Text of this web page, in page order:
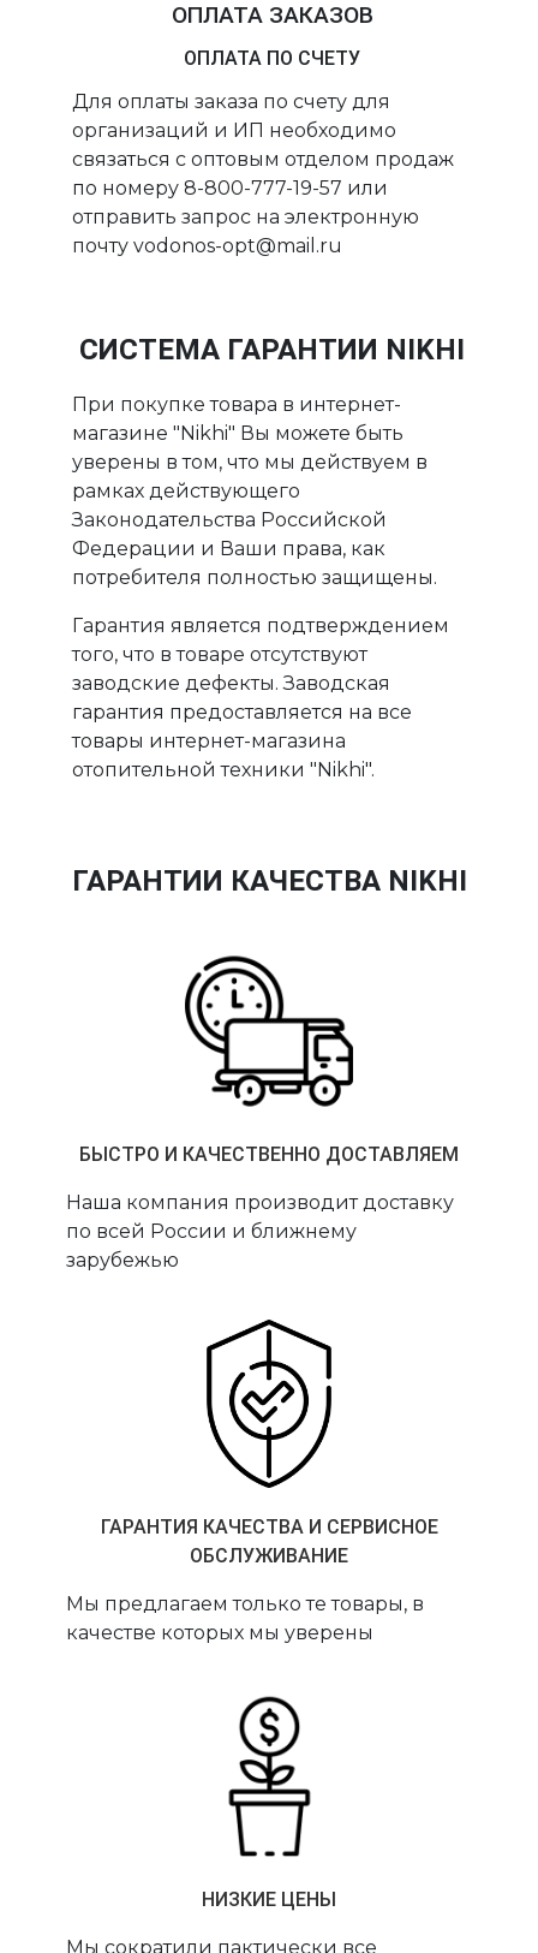
ОПЛАТА ЗАКАЗОВ
ОПЛАТА ПО СЧЕТУ
Для оплаты заказа по счету для
организаций и ИП необходимо
связаться с оптовым отделом продаж
по номеру 8-800-777-19-57 или
отправить запрос на электронную
почту vodonos-opt@mail.ru
СИСТЕМА ГАРАНТИИ NIKHI
При покупке товара в интернет-
магазине "Nikhi" Вы можете быть
уверены в том, что мы действуем в
рамках действующего
Законодательства Российской
Федерации и Ваши права, как
потребителя полностью защищены.
Гарантия является подтверждением
того, что в товаре отсутствуют
заводские дефекты. Заводская
гарантия предоставляется на все
товары интернет-магазина
отопительной техники "Nikhi".
ГАРАНТИИ КАЧЕСТВА NIKHI
БЫСТРО И КАЧЕСТВЕННО ДОСТАВЛЯЕМ
Наша компания производит доставку
по всей России и ближнему
зарубежью
ГАРАНТИЯ КАЧЕСТВА И СЕРВИСНОЕ
ОБСЛУЖИВАНИЕ
Мы предлагаем только те товары, в
качестве которых мы уверены
НИЗКИЕ ЦЕНЫ
Мы сократили пактически все